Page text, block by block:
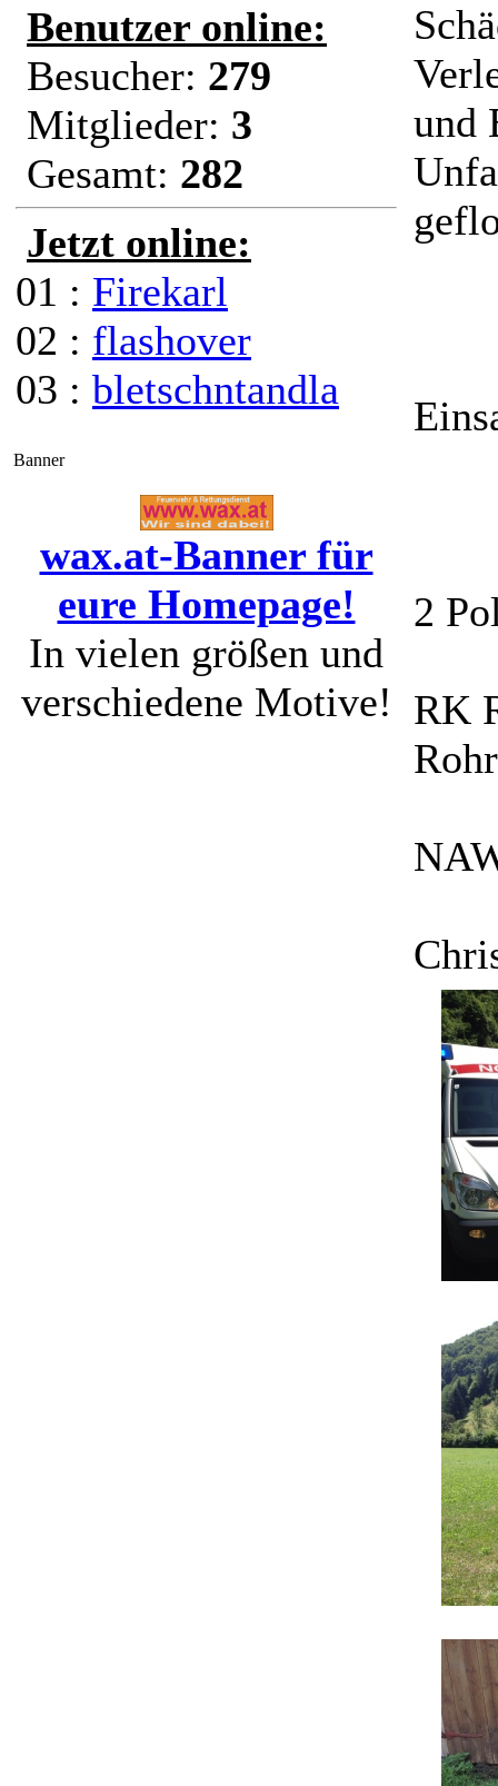
Benutzer online:
Besucher: 279
Mitglieder: 3
Gesamt: 282
Jetzt online:
01 : Firekarl
02 : flashover
03 : bletschntandla
Banner
wax.at-Banner für
eure Homepage!
In vielen größen und
verschiedene Motive!
und
2
RK